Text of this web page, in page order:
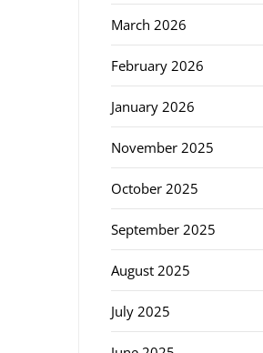
March 2026
February 2026
January 2026
November 2025
October 2025
September 2025
August 2025
July 2025